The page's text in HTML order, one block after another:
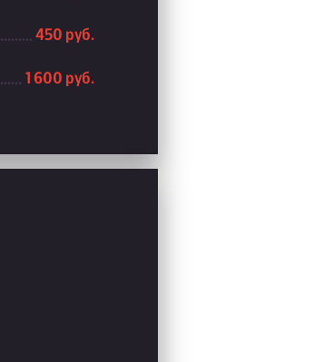
450 руб.
1 600 руб.